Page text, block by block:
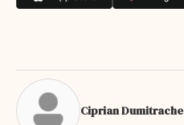
Ciprian Dumitrache